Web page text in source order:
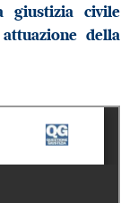
giustizia civile
della